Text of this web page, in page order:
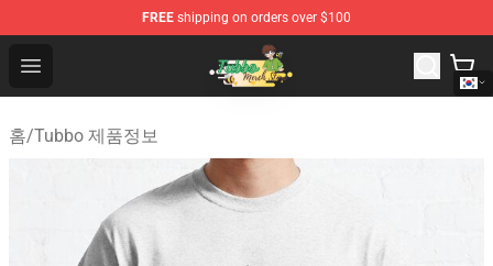
FREE shipping on orders over $100
Open menu
Tubbo Store - Official Tubbo Merchandise Shop
홈/Tubbo 제품정보